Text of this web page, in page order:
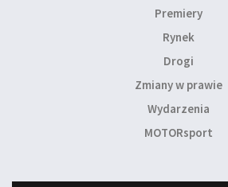
Premiery
Rynek
Drogi
Zmiany w prawie
Wydarzenia
MOTORsport